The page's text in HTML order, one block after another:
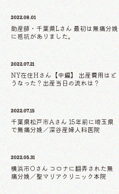
2022.08.01
助産師・千葉県Lさん 最初は無痛分娩
に抵抗がありました。
2022.07.21
NY在住Hさん【中編】 出産費用はど
うなった？出産当日の流れは？
2022.07.15
千葉県松戸市Aさん 15年前に埼玉県
で無痛分娩／深谷産婦人科医院
2022.05.31
横浜市Oさん コロナに翻弄された無
痛分娩／聖マリアクリニック本院